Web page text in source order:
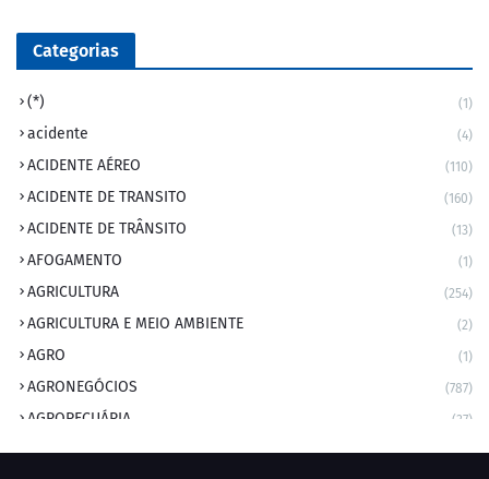
Categorias
(*) (1)
acidente (4)
ACIDENTE AÉREO (110)
ACIDENTE DE TRANSITO (160)
ACIDENTE DE TRÂNSITO (13)
AFOGAMENTO (1)
AGRICULTURA (254)
AGRICULTURA E MEIO AMBIENTE (2)
AGRO (1)
AGRONEGÓCIOS (787)
AGROPECUÁRIA (37)
AMBIENTE (9)